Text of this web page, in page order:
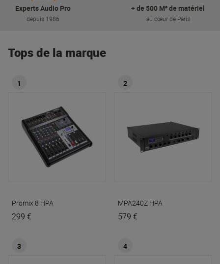
Experts Audio Pro
depuis 1986
+ de 500 M² de matériel
au cœur de Paris
Tops de la marque
1
Promix 8 HPA
299 €
2
MPA240Z HPA
579 €
3 4